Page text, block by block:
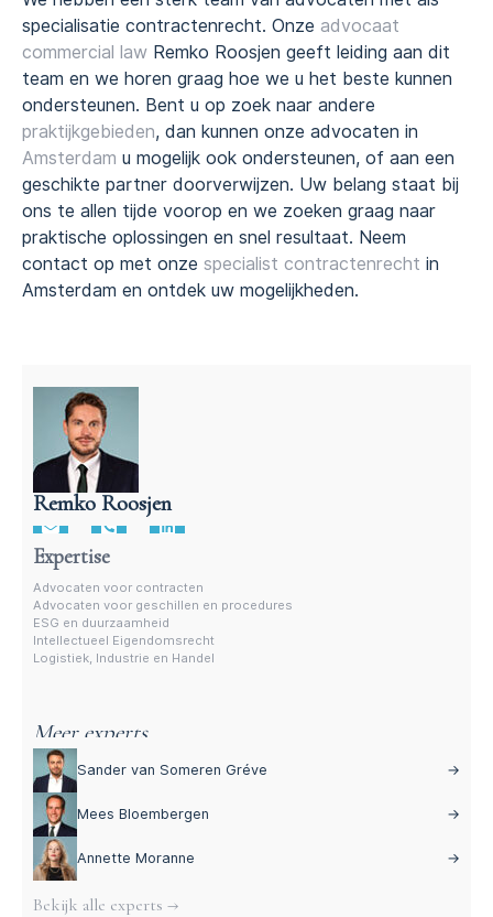
specialisatie contractenrecht. Onze advocaat
commercial law Remko Roosjen geeft leiding aan dit
team en we horen graag hoe we u het beste kunnen
ondersteunen. Bent u op zoek naar andere
praktijkgebieden, dan kunnen onze advocaten in
Amsterdam u mogelijk ook ondersteunen, of aan een
geschikte partner doorverwijzen. Uw belang staat bij
ons te allen tijde voorop en we zoeken graag naar
praktische oplossingen en snel resultaat. Neem
contact op met onze specialist contractenrecht in
Amsterdam en ontdek uw mogelijkheden.
Remko Roosjen
Advocaat contractenrecht
Expertise
Advocaten voor contracten
Advocaten voor geschillen en procedures
ESG en duurzaamheid
Intellectueel Eigendomsrecht
Logistiek, Industrie en Handel
Meer experts
Sander van Someren Gréve →
Mees Bloembergen →
Annette Moranne →
Bekijk alle experts →